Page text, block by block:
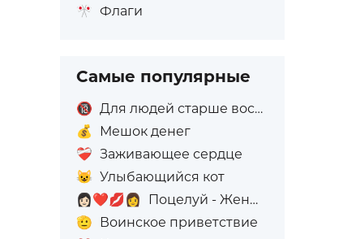
🎌 Флаги
Самые популярные
🔞 Для людей старше восемнадцати лет
💰
Мешок денег
❤️‍🩹 Заживающее сердце
😺 Улыбающийся кот
👩🏻‍❤️‍💋‍👩
Поцелуй - Женщина: Светлый тон кожи, Женщина: Без тона кожи
🫡 Воинское приветствие